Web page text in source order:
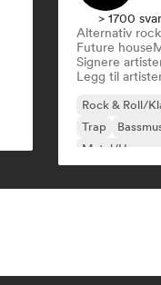
> 1700
Alternativ rock
Future house
Signere
Legg til
Rock & Roll/
Trap
Metal/Heavy